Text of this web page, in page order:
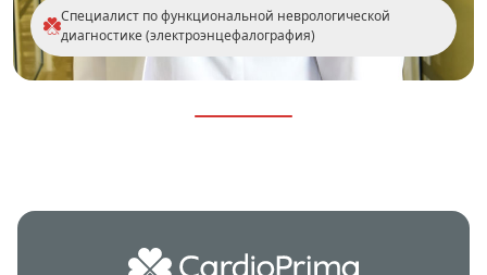
Специалист по функциональной неврологической
диагностике (электроэнцефалография)